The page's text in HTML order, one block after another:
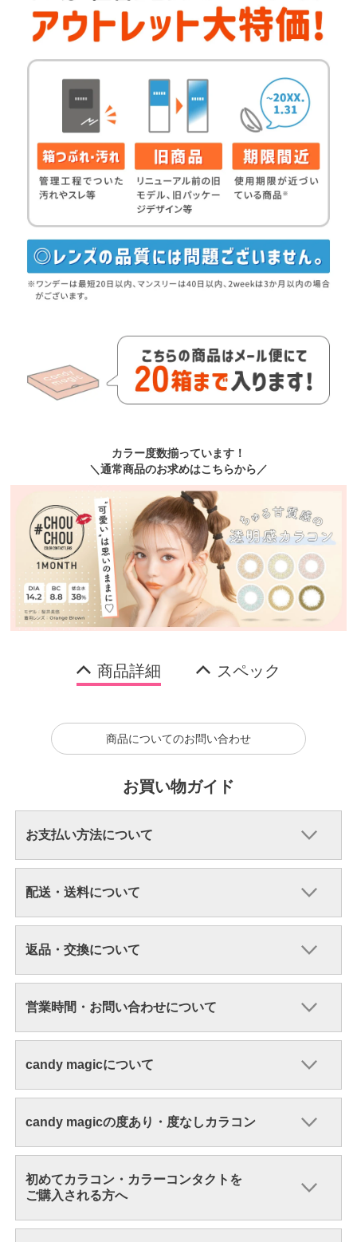
カラー度数揃っています！
＼通常商品のお求めはこちらから／
商品詳細 スペック
商品についてのお問い合わせ
お買い物ガイド
お支払い方法について
配送・送料について
返品・交換について
営業時間・お問い合わせについて
candy magicについて
candy magicの度あり・度なしカラコン
初めてカラコン・カラーコンタクトを
ご購入される方へ